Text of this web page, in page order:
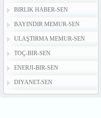
BIRLIK HABER-SEN
BAYINDIR MEMUR-SEN
ULAŞTIRMA MEMUR-SEN
TOÇ-BIR-SEN
ENERJI-BIR-SEN
DIYANET-SEN